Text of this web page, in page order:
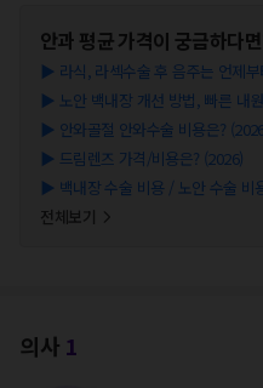
안과 평균 가격이 궁금하다
▶ 라식, 라섹수술 후 음주는 언제
▶ 노안 백내장 개선 방법, 빠른 내
▶ 안와골절 안와수술 비용은?
▶ 드림렌즈 가격/비용은? (2026)
▶ 백내장 수술 비용 / 노안 수술 비
전체보기
의사 1